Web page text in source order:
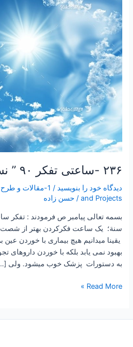
۲۳۶ -ساعتی تفکر ۹۰ ” نسخه پزشک”
دیدگاه‌ خود را بنویسید /
and Projects
/حسن زاده
بسمه تعالی پیامبر ص فرمودند : تفكر
سنة؛ یک ساعت فکرکردن بهتر از
یقینا میدانیم هیچ بیماری با خوردن
بهبود نمی یابد بلکه با خوردن
به دستورات پزشک خوب میشود. ولی
نسخه
پزشک”
Read More »